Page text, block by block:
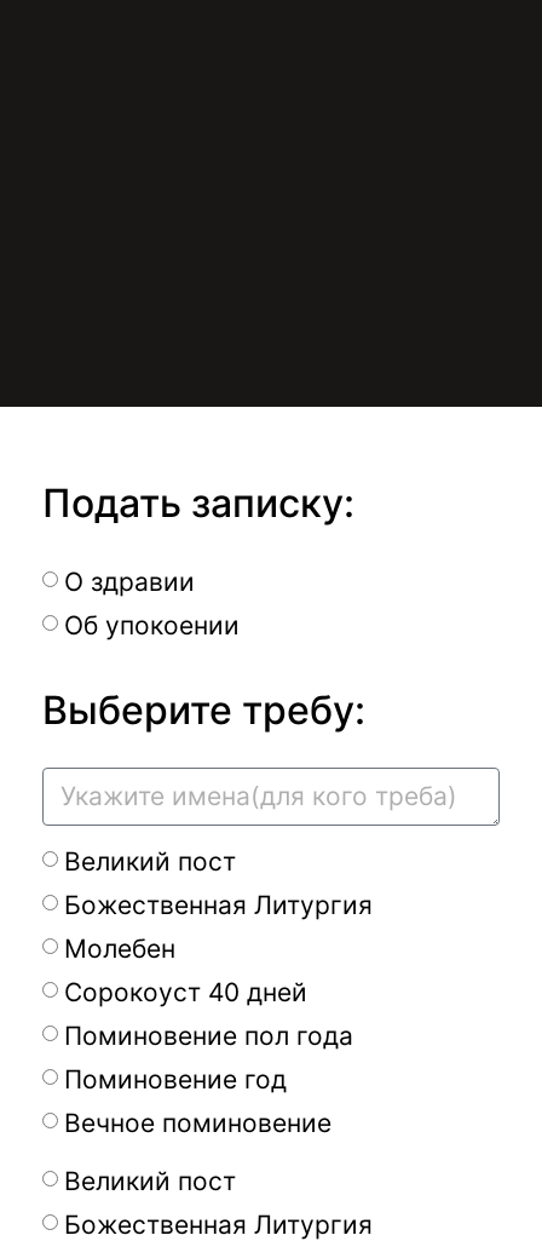
Подать записку:
О здравии
Об упокоении
Выберите требу:
Великий пост
Божественная Литургия
Молебен
Сорокоуст 40 дней
Поминовение пол года
Поминовение год
Вечное поминовение
Великий пост
Божественная Литургия